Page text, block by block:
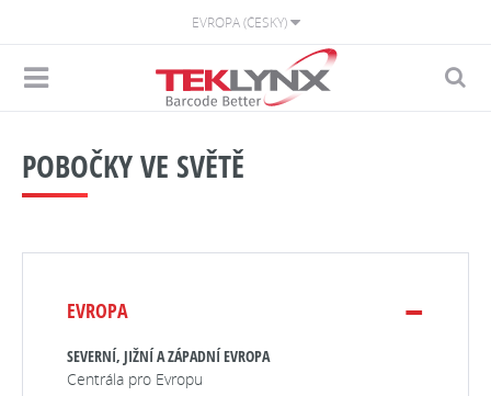
EVROPA (ČESKY)
POBOČKY VE SVĚTĚ
EVROPA
SEVERNÍ, JIŽNÍ A ZÁPADNÍ EVROPA
Centrála pro Evropu